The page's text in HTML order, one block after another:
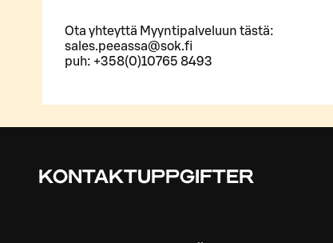
Ota yhteyttä Myyntipalveluun tästä:
sales.peeassa@sok.fi
puh: +358(0)10765 8493
KONTAKTUPPGIFTER